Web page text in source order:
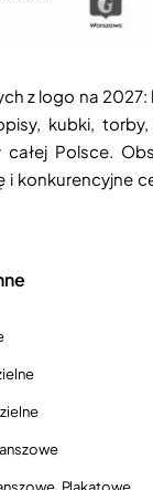
z logo na
kubki,
Polsce.
konkurencyjne